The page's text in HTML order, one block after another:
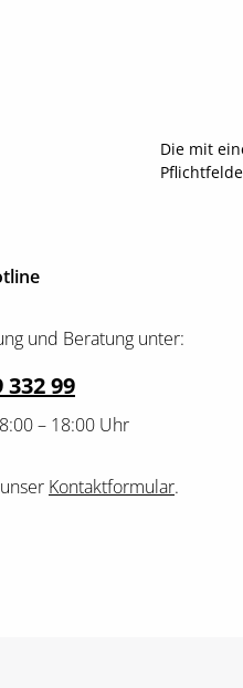
Die mit
und Beratung unter:
332 99
– 18:00 Uhr
Kontaktformular.